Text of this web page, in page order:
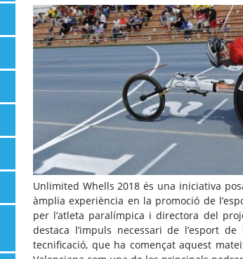
Unlimited Whells 2018 és una iniciativa
àmplia experiència en la promoció de
per l’atleta paralímpica i directora del
destaca l’impuls necessari de l’esport
tecnificació, que ha començat aquest